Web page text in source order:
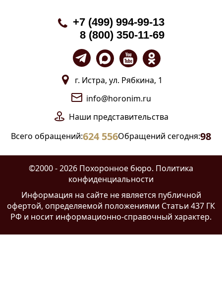
+7 (499) 994-99-13
8 (800) 350-11-69
г. Истра, ул. Рябкина, 1
info@horonim.ru
Наши представительства
Всего обращений:624 556Обращений сегодня:98
©2000 - 2026 Похоронное бюро. Политика
конфиденциальности
Информация на сайте не является публичной
офертой, определяемой положениями Статьи 437 ГК
РФ и носит информационно-справочный характер.